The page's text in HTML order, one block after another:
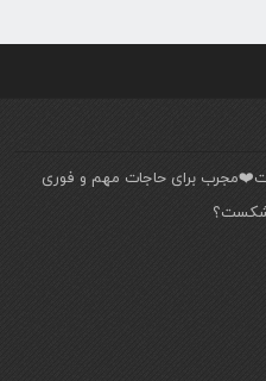
برای حاجات مهم و فوری
شکست؟